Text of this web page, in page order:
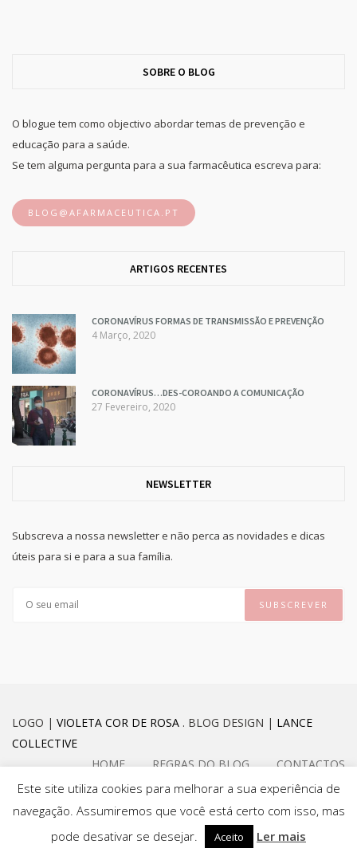
SOBRE O BLOG
O blogue tem como objectivo abordar temas de prevenção e
educação para a saúde.
Se tem alguma pergunta para a sua farmacêutica escreva para:
BLOG@AFARMACEUTICA.PT
ARTIGOS RECENTES
CORONAVÍRUS FORMAS DE TRANSMISSÃO E PREVENÇÃO
4 Março, 2020
CORONAVÍRUS…DES-COROANDO A COMUNICAÇÃO
27 Fevereiro, 2020
NEWSLETTER
Subscreva a nossa newsletter e não perca as novidades e dicas
úteis para si e para a sua família.
LOGO | VIOLETA COR DE ROSA . BLOG DESIGN | LANCE
COLLECTIVE
HOME
REGRAS DO BLOG CONTACTOS
FACEBOOK INSTAGRAM
Este site utiliza cookies para melhorar a sua experiência de
navegação. Assumiremos que você está certo com isso, mas
pode desativar se desejar.
Aceito Ler mais